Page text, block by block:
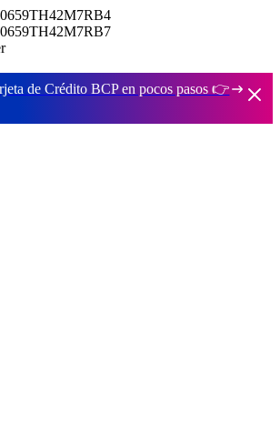
de Crédito BCP en pocos pasos 👉